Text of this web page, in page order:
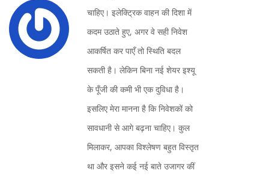
चाहिए। इलेक्ट्रिक वाहन की दिशा में
कदम उठाते हुए, अगर वे सही निवेश
आकर्षित कर पाएँ तो स्थिति बदल
सकती है। लेकिन बिना नई शेयर इश्यू
के पूँजी की कमी भी एक दुविधा है।
इसलिए मेरा मानना है कि निवेशकों को
सावधानी से आगे बढ़ना चाहिए। कुल
मिलाकर, आपका विश्लेषण बहुत विस्तृत
था और इसने कई नई बाते उजागर कीं